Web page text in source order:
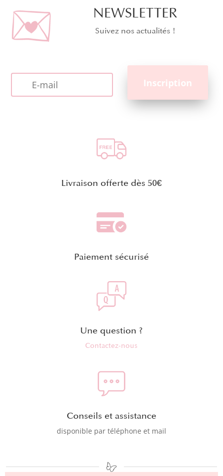
NEWSLETTER
Suivez nos actualités !
Livraison offerte dès 50€
Paiement sécurisé
Une question ?
Contactez-nous
Conseils et assistance
disponible par téléphone et mail